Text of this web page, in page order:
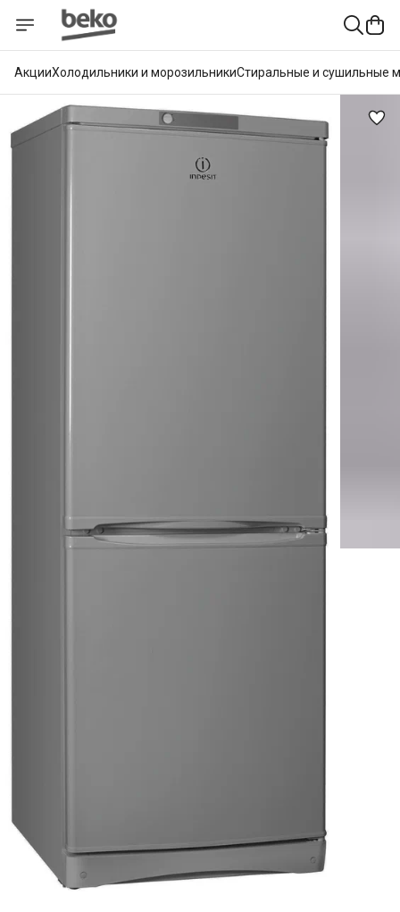
АкцииХолодильники и морозильникиСтиральные и сушильные